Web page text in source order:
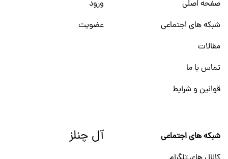
صفحه اصلی
شبکه های اجتماعی
مقالات
تماس با ما
قوانین و شرایط
ورود
عضویت
شبکه های اجتماعی
آل چنلز